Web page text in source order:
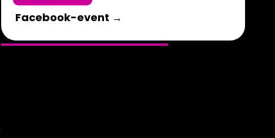
Facebook-event →